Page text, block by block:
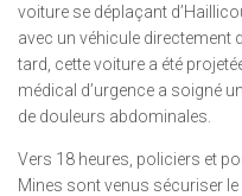
voiture se déplaçant
avec un véhicule directement
tard, cette voiture a été
médical d’urgence a soigné
de douleurs abdominales.
Vers 18 heures, policiers et
Mines sont venus sécuriser